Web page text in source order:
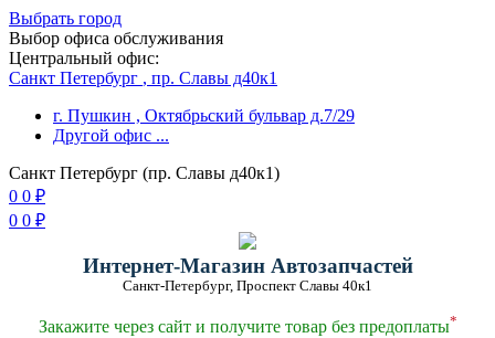
Выбрать город
Выбор офиса обслуживания
Центральный офис:
Санкт Петербург , пр. Славы д40к1
г. Пушкин , Октябрьский бульвар д.7/29
Другой офис ...
Санкт Петербург (пр. Славы д40к1)
0 0 ₽
0 0 ₽
Интернет-Магазин Автозапчастей
Санкт-Петербург, Проспект Славы 40к1
Закажите через сайт и получите товар без предоплаты*